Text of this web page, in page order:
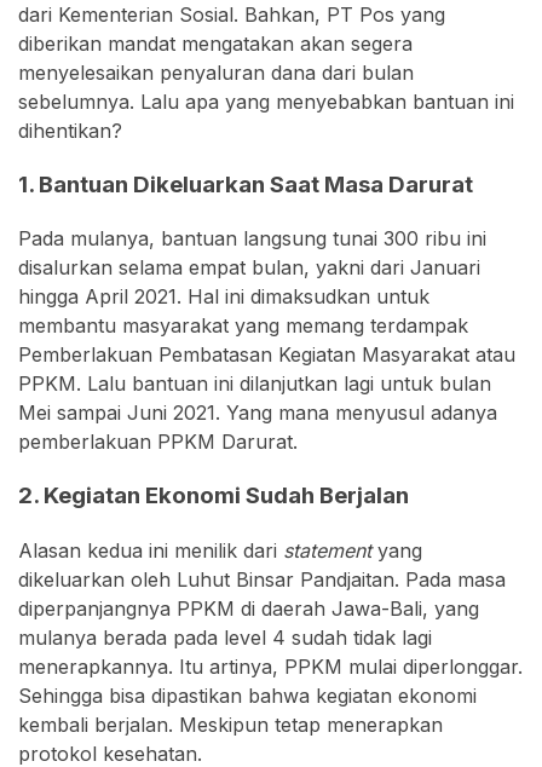
dari Kementerian Sosial. Bahkan, PT Pos yang
diberikan mandat mengatakan akan segera
menyelesaikan penyaluran dana dari bulan
sebelumnya. Lalu apa yang menyebabkan bantuan ini
dihentikan?
1. Bantuan Dikeluarkan Saat Masa Darurat
Pada mulanya, bantuan langsung tunai 300 ribu ini
disalurkan selama empat bulan, yakni dari Januari
hingga April 2021. Hal ini dimaksudkan untuk
membantu masyarakat yang memang terdampak
Pemberlakuan Pembatasan Kegiatan Masyarakat atau
PPKM. Lalu bantuan ini dilanjutkan lagi untuk bulan
Mei sampai Juni 2021. Yang mana menyusul adanya
pemberlakuan PPKM Darurat.
2. Kegiatan Ekonomi Sudah Berjalan
Alasan kedua ini menilik dari statementyang
dikeluarkan oleh Luhut Binsar Pandjaitan. Pada masa
diperpanjangnya PPKM di daerah Jawa-Bali, yang
mulanya berada pada level 4 sudah tidak lagi
menerapkannya. Itu artinya, PPKM mulai diperlonggar.
Sehingga bisa dipastikan bahwa kegiatan ekonomi
kembali berjalan. Meskipun tetap menerapkan
protokol kesehatan.